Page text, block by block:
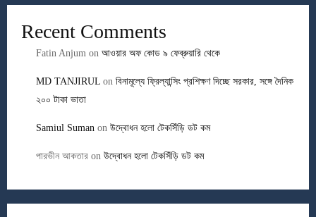
Recent Comments
Fatin Anjum on আওয়ার অফ কোড ৯ ফেব্রুয়ারি থেকে
MD TANJIRUL on বিনামূল্যে ফ্রিল্যান্সিং প্রশিক্ষণ দিচ্ছে সরকার, সঙ্গে দৈনিক
২০০ টাকা ভাতা
Samiul Suman on উদ্বোধন হলো টেকসিঁড়ি ডট কম
পারভীন আকতার on উদ্বোধন হলো টেকসিঁড়ি ডট কম